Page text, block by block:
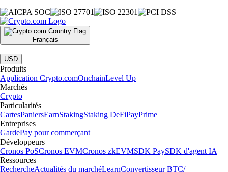
Français
|
USD
Produits
Application Crypto.comOnchainLevel Up
Marchés
Crypto
Particularités
CartesPaniersEarnStakingStaking DeFiPayPrime
Entreprises
GardePay pour commerçant
Développeurs
Cronos PoSCronos EVMCronos zkEVMSDK PaySDK d'agent IA
Ressources
RechercheActualités du marchéLearnConvertisseur BTC/